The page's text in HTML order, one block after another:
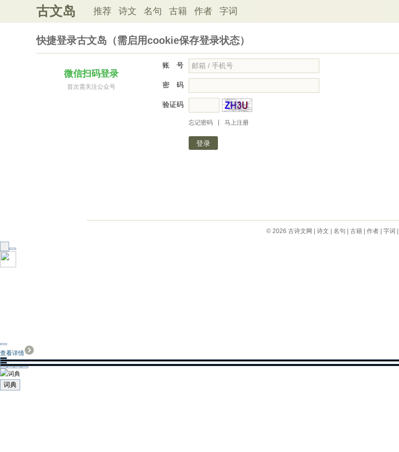
古文岛 推荐 诗文 名句 古籍 作者 字词
快捷登录古文岛（需启用cookie保存登录状态）
微信扫码登录
首次需关注公众号
账 号
密 码
验证码
忘记密码 马上注册
© 2026 古诗文网 诗文 名句 古籍| 作者| 字词
查看详情
词典